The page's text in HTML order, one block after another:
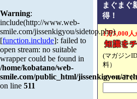
まぐま
得！
1万5,000
(マガジン
料）
メールアド
Warning:
include(http://www.web-
smile.com/jissenkigyou/sidetop.php)
[function.include]: failed to
open stream: no suitable
wrapper could be found in
/home/kobatano/web-
smile.com/public_html/jissenkigyou/
on line 511